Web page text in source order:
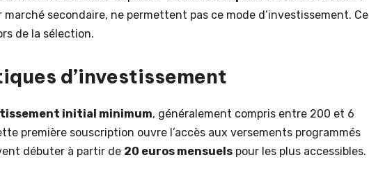
secondaire, ne permettent pas ce mode d’investissement. Ce
de la sélection.
d’investissement
initial minimum, généralement compris entre 200 et 6
première souscription ouvre l’accès aux versements programmés
débuter à partir de 20 euros mensuels pour les plus accessibles.